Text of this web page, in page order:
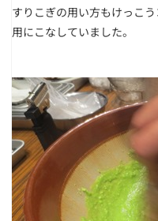
すりこぎの用い方もけっこ
用にこなしていました。